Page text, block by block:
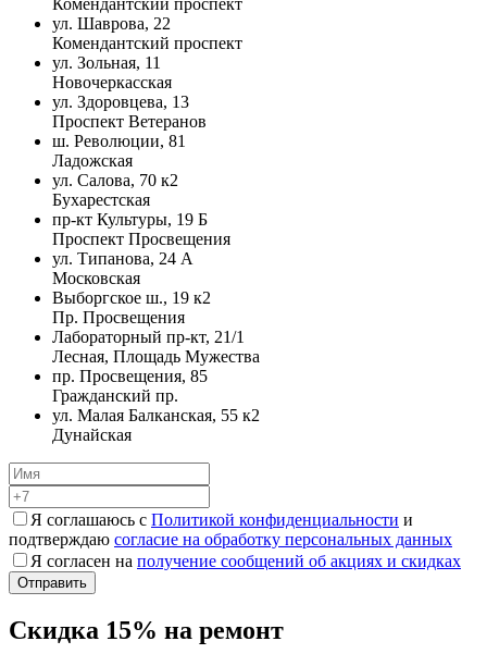
Комендантский проспект
ул. Шаврова, 22
Комендантский проспект
ул. Зольная, 11
Новочеркасская
ул. Здоровцева, 13
Проспект Ветеранов
ш. Революции, 81
Ладожская
ул. Салова, 70 к2
Бухарестская
пр-кт Культуры, 19 Б
Проспект Просвещения
ул. Типанова, 24 А
Московская
Выборгское ш., 19 к2
Пр. Просвещения
Лабораторный пр-кт, 21/1
Лесная, Площадь Мужества
пр. Просвещения, 85
Гражданский пр.
ул. Малая Балканская, 55 к2
Дунайская
Я соглашаюсь с Политикой конфиденциальности и
подтверждаю согласие на обработку персональных данных
Я согласен на получение сообщений об акциях и скидках
Скидка 15% на ремонт